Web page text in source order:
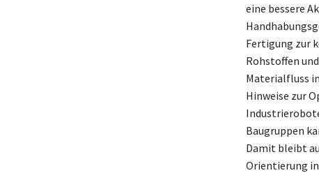
eine bessere
Fertigung zur
Rohstoffen
Materialfluss
Hinweise zur
Baugruppen
Damit bleibt
Orientierung